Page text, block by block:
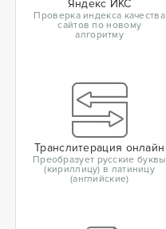
Яндекс ИКС
Проверка индекса качества
сайтов по новому
алгоритму
Транслитерация онлайн
Преобразует русские буквы
(кириллицу) в латиницу
(английские)